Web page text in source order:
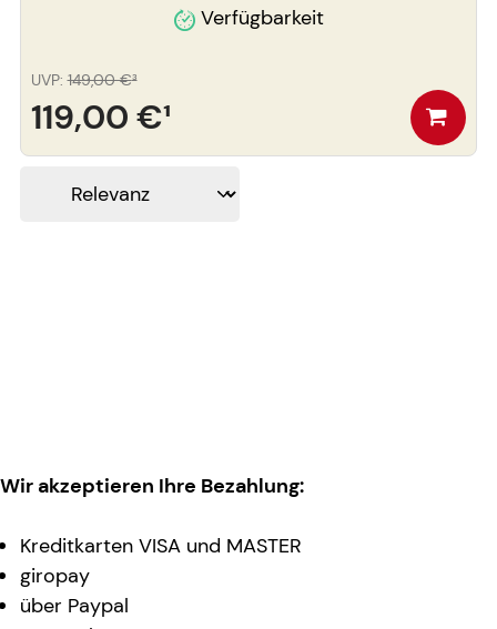
Verfügbarkeit
119,00 €¹
UVP: 149,00 €³
Wir akzeptieren Ihre Bezahlung:
Kreditkarten VISA und MASTER
giropay
über Paypal